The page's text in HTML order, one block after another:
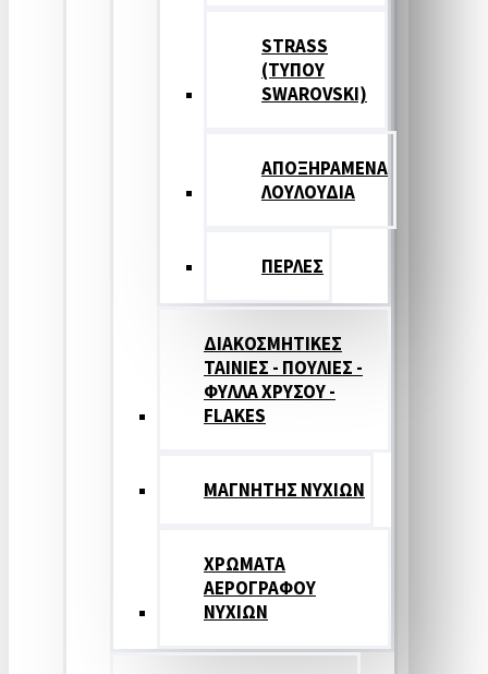
STRASS
(ΤΥΠΟΥ
SWAROVSKI)
ΑΠΟΞΗΡΑΜΕΝΑ
ΛΟΥΛΟΥΔΙΑ
ΠΕΡΛΕΣ
ΔΙΑΚΟΣΜΗΤΙΚΕΣ
ΤΑΙΝΙΕΣ - ΠΟΥΛΙΕΣ -
ΦΥΛΛΑ ΧΡΥΣΟΥ -
FLAKES
ΜΑΓΝΗΤΗΣ ΝΥΧΙΩΝ
ΧΡΩΜΑΤΑ
ΑΕΡΟΓΡΑΦΟΥ
ΝΥΧΙΩΝ